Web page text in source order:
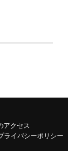
アクセス
ライバシーポリシー